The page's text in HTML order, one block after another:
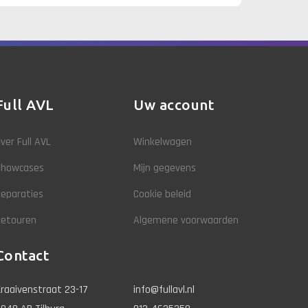
AVL
Full AVL
Uw account
Winkelwagen
Mijn gegevens
Cookie beleid
Algemene voorwaarden
23-17
info@fullavl.nl